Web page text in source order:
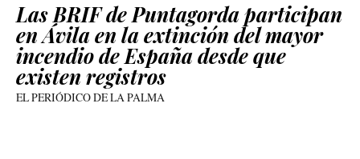
Las BRIF de Puntagorda participan
en Ávila en la extinción del mayor
incendio de España desde que
existen registros
EL PERIÓDICO DE LA PALMA